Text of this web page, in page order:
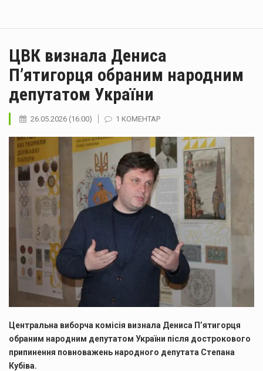
ЦВК визнала Дениса
П’ятигорця обраним народним
депутатом України
26.05.2026 (16:00) 1 КОМЕНТАР
Центральна виборча комісія визнала Дениса П’ятигорця
обраним народним депутатом України після дострокового
припинення повноважень народного депутата Степана
Кубіва.